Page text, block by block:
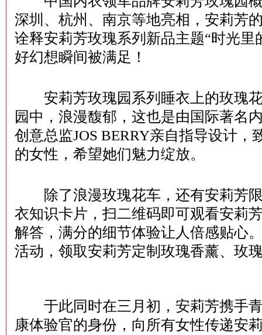
深圳、杭州、南京等地亮相，安莉芳
诠释安莉芳玫瑰系列新品主题“时光里
好幻想瞬间被满足！
安莉芳玫瑰园系列睡衣上的玫瑰花
园中，浪漫馥郁，这也是由国际著名
创意总监JOS BERRY亲自指导设计，
的女性，希望她们魅力绽放。
除了浪漫玫瑰花车，还有安莉芳限
衣知识卡片，扫二维码即可观看安莉
解答，满分的细节体验让人倍感贴心
活动，领取安莉芳定制玫瑰香薰、玫
于此同时在三月初，安莉芳携手青
康体验官的身份，向所有女性传递安